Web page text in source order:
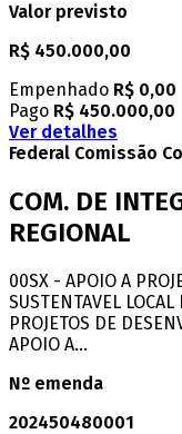
Valor previsto
R$ 450.000,00
Empenhado R$ 0,00
Pago R$ 450.000,00
Ver detalhes
Federal Comissão
COM. DE
REGIONAL
00SX - APOIO A
SUSTENTAVEL
PROJETOS DE
APOIO A...
Nº emenda
202450480001